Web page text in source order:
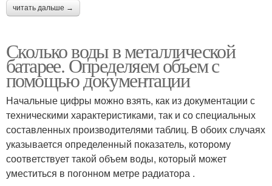
читать дальше →
Сколько воды в металлической
батарее. Определяем объем с
помощью документации
Начальные цифры можно взять, как из документации с
техническими характеристиками, так и со специальных
составленных производителями таблиц. В обоих случаях
указывается определенный показатель, которому
соответствует такой объем воды, который может
уместиться в погонном метре радиатора .